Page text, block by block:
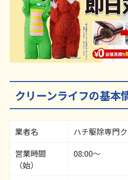
クリーンライフの基本
業者名
ハチ駆除専門
営業時間
（始）
08:00～